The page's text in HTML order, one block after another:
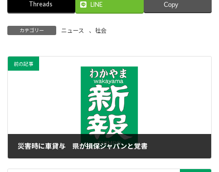
Threads LINE Copy
カテゴリー ニュース 、 社会
前の記事
災害時に車貸与 県が損保ジャパンと覚書